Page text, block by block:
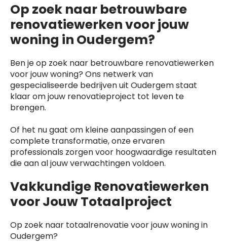
Op zoek naar betrouwbare
renovatiewerken voor jouw
woning in Oudergem?
Ben je op zoek naar betrouwbare renovatiewerken
voor jouw woning? Ons netwerk van
gespecialiseerde bedrijven uit Oudergem staat
klaar om jouw renovatieproject tot leven te
brengen.
Of het nu gaat om kleine aanpassingen of een
complete transformatie, onze ervaren
professionals zorgen voor hoogwaardige resultaten
die aan al jouw verwachtingen voldoen.
Vakkundige Renovatiewerken
voor Jouw Totaalproject
Op zoek naar totaalrenovatie voor jouw woning in
Oudergem?